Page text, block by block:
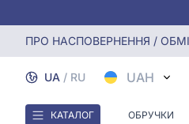
ПРО НАСПОВЕРНЕННЯ /
UA / RU UAH
КАТАЛОГ ОБРУЧКИ
Головна Годинники